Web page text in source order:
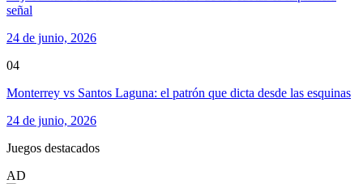
señal
24 de junio, 2026
04
Monterrey vs Santos Laguna: el patrón que dicta desde las esquinas
24 de junio, 2026
Juegos destacados
AD